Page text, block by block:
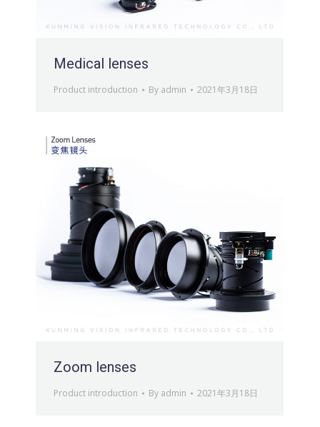
Medical lenses
Product introduction By admin 2021年3月18日
Zoom lenses
Product introduction By admin 2021年3月18日